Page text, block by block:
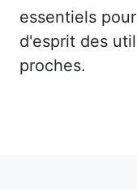
essentiels
d'esprit des
proches.